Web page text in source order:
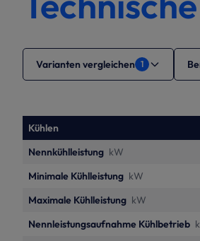
Varianten vergleichen 1
Kühlen
Nennkühlleistung kW
Minimale Kühlleistung kW
Maximale Kühlleistung kW
Nennleistungsaufnahme Kühlbetrieb